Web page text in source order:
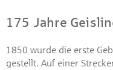
175 Jahre
1850 wurde die erste
gestellt. Auf einer
Machen Sie mit
Dezember 2021
Treffpunkt Gold der